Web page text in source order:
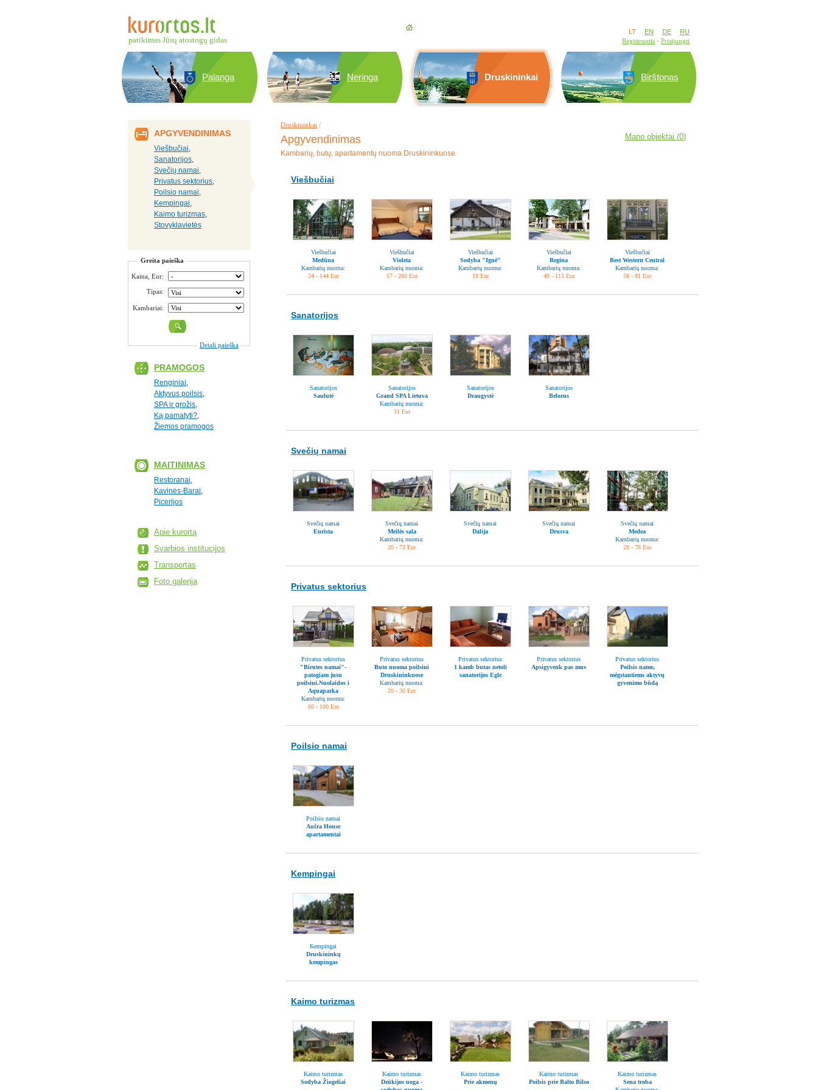
patikimas Jūsų atostogų gidas
LT EN DE
RU
Registruotis
Prisijungti
Palanga Neringa Druskininkai Birštonas
APGYVENDINIMAS
Viešbučiai,
Sanatorijos,
Svečių namai,
Privatus sektorius,
Poilsio namai,
Kempingai,
Kaimo turizmas,
Stovyklavietės
Greita paieška
Kaina, Eur:
Tipas:
Kambariai:
Detali paieška
PRAMOGOS
Renginiai,
Aktyvus poilsis,
SPA ir grožis,
Ką pamatyti?,
Žiemos pramogos
MAITINIMAS
Restoranai,
Kavinės-Barai,
Picerijos
Apie kurortą
Svarbios institucijos
Transportas
Foto galerija
Druskininkai /
Mano objektai (0)
Apgyvendinimas
Kambarių, butų, apartamentų nuoma Druskininkuose
Viešbučiai
Viešbučiai
Medūna
Kambarių nuoma:
34 - 144 Eur
Viešbučiai
Violeta
Kambarių nuoma:
57 - 260 Eur
Viešbučiai
Sodyba "Ignė"
Kambarių nuoma:
18 Eur
Viešbučiai
Regina
Kambarių nuoma:
49 - 115 Eur
Viešbučiai
Best Western Central
Kambarių nuoma:
58 - 81 Eur
Sanatorijos
Sanatorijos
Saulutė
Sanatorijos
Grand SPA Lietuva
Kambarių nuoma:
51 Eur
Sanatorijos
Draugystė
Sanatorijos
Belorus
Svečių namai
Svečių namai
Eurista
Svečių namai
Meilės sala
Kambarių nuoma:
20 - 72 Eur
Svečių namai
Dalija
Svečių namai
Drusva
Svečių namai
Medea
Kambarių nuoma:
28 - 78 Eur
Privatus sektorius
Privatus sektorius
"Birutes namai"-
patogiam jusu
poilsiui.Nuolaidos i
Aquaparka
Kambarių nuoma:
60 - 100 Eur
Privatus sektorius
Buto nuoma poilsiui
Druskininkuose
Kambarių nuoma:
20 - 30 Eur
Privatus sektorius
1 kamb butas netoli
sanatorijos Egle
Privatus sektorius
Apsigyvenk pas mus
Privatus sektorius
Poilsis name,
mėgstantiems aktyvų
gyvenimo būdą
Poilsio namai
Poilsio namai
Aušra House
apartamentai
Kempingai
Kempingai
Druskininkų
kempingas
Kaimo turizmas
Kaimo turizmas
Sodyba Žiogeliai
Kaimo turizmas
Dzūkijos uoga -
Kaimo turizmas
Prie akmenų
Kaimo turizmas
Poilsis prie Balto Bilso
Kaimo turizmas
Sena troba